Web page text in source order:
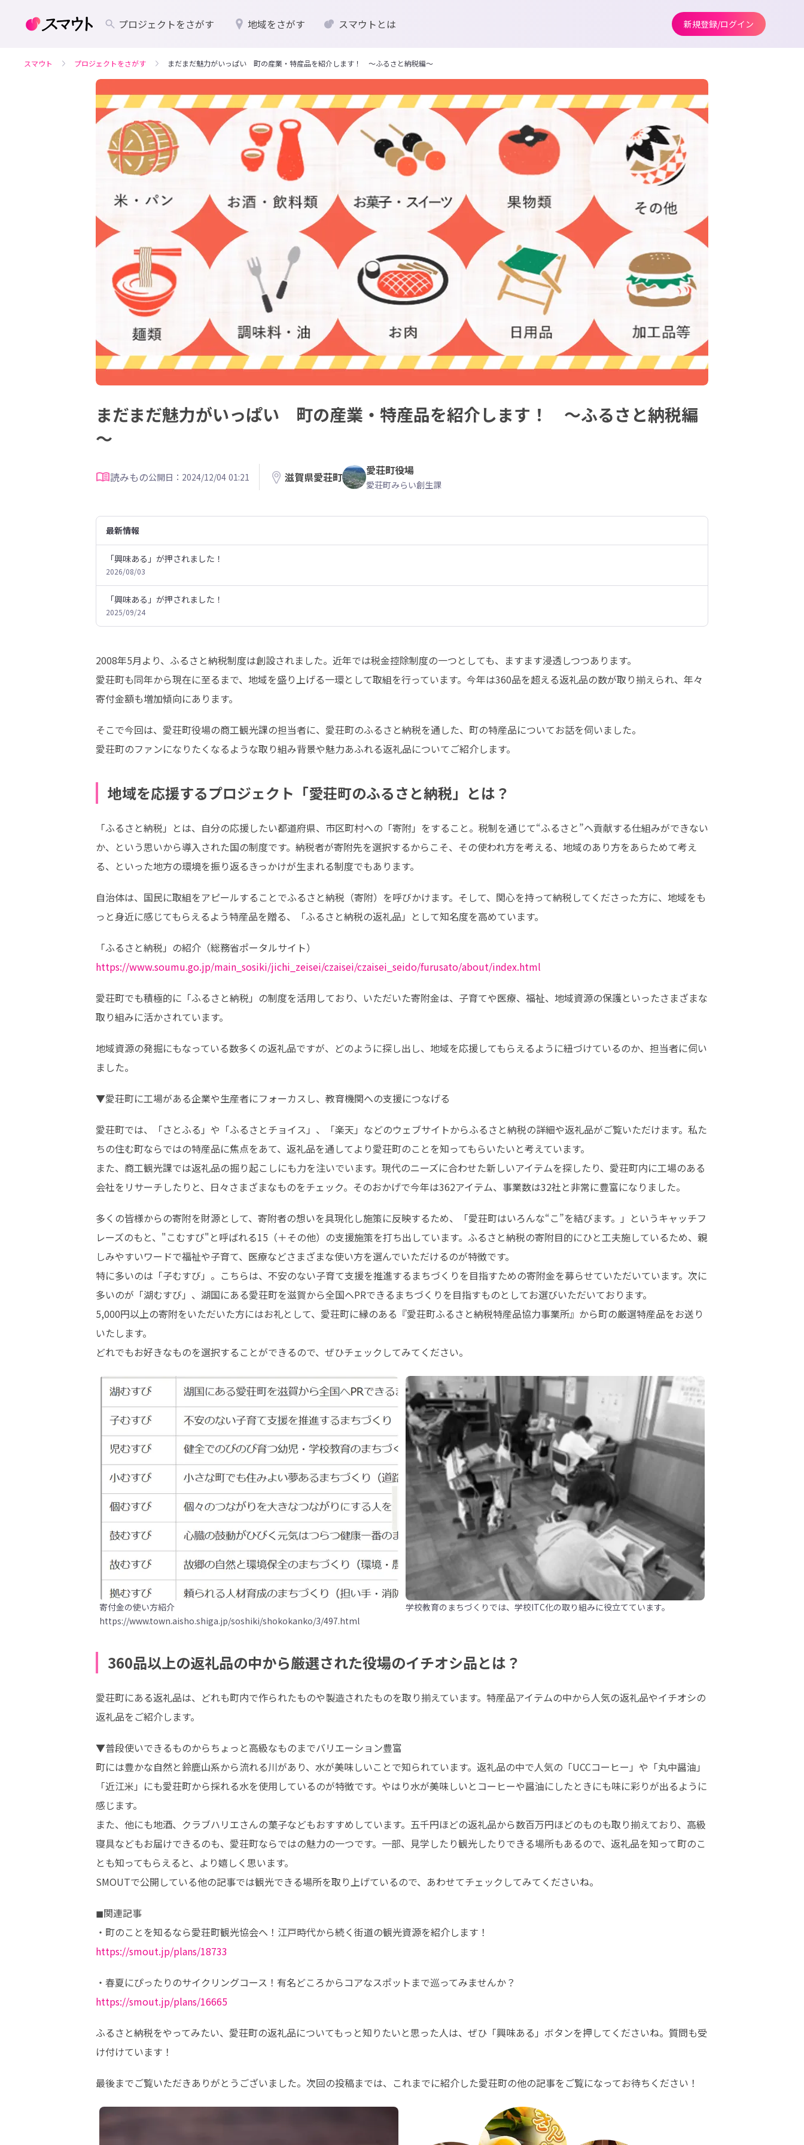
プロジェクトをさがす 地域をさがす スマウトとは 新規登録/ログイン
スマウト プロジェクトをさがす まだまだ魅力がいっぱい 町の産業・特産品を紹介します！ ～ふるさと納税編～
まだまだ魅力がいっぱい 町の産業・特産品を紹介します！ ～ふるさと納税編
～
読みもの公開日：2024/12/04 01:21 滋賀県愛荘町 愛荘町役場
愛荘町みらい創生課
最新情報
「興味ある」が押されました！
2026/08/03
「興味ある」が押されました！
2025/09/24
2008年5月より、ふるさと納税制度は創設されました。近年では税金控除制度の一つとしても、ますます浸透しつつあります。
愛荘町も同年から現在に至るまで、地域を盛り上げる一環として取組を行っています。今年は360品を超える返礼品の数が取り揃えられ、年々
寄付金額も増加傾向にあります。
そこで今回は、愛荘町役場の商工観光課の担当者に、愛荘町のふるさと納税を通した、町の特産品についてお話を伺いました。
愛荘町のファンになりたくなるような取り組み背景や魅力あふれる返礼品についてご紹介します。
地域を応援するプロジェクト「愛荘町のふるさと納税」とは？
「ふるさと納税」とは、自分の応援したい都道府県、市区町村への「寄附」をすること。税制を通じて“ふるさと”へ貢献する仕組みができない
か、という思いから導入された国の制度です。納税者が寄附先を選択するからこそ、その使われ方を考える、地域のあり方をあらためて考え
る、といった地方の環境を振り返るきっかけが生まれる制度でもあります。
自治体は、国民に取組をアピールすることでふるさと納税（寄附）を呼びかけます。そして、関心を持って納税してくださった方に、地域をも
っと身近に感じてもらえるよう特産品を贈る、「ふるさと納税の返礼品」として知名度を高めています。
https://www.soumu.go.jp/main_sosiki/jichi_zeisei/czaisei/czaisei_seido/furusato/about/index.html
愛荘町でも積極的に「ふるさと納税」の制度を活用しており、いただいた寄附金は、子育てや医療、福祉、地域資源の保護といったさまざまな
取り組みに活かされています。
地域資源の発掘にもなっている数多くの返礼品ですが、どのように探し出し、地域を応援してもらえるように紐づけているのか、担当者に伺い
ました。
▼愛荘町に工場がある企業や生産者にフォーカスし、教育機関への支援につなげる
愛荘町では、「さとふる」や「ふるさとチョイス」、「楽天」などのウェブサイトからふるさと納税の詳細や返礼品がご覧いただけます。私た
ちの住む町ならではの特産品に焦点をあて、返礼品を通してより愛荘町のことを知ってもらいたいと考えています。
また、商工観光課では返礼品の掘り起こしにも力を注いでいます。現代のニーズに合わせた新しいアイテムを探したり、愛荘町内に工場のある
会社をリサーチしたりと、日々さまざまなものをチェック。そのおかげで今年は362アイテム、事業数は32社と非常に豊富になりました。
多くの皆様からの寄附を財源として、寄附者の想いを具現化し施策に反映するため、「愛荘町はいろんな“こ”を結びます。」というキャッチフ
レーズのもと、"こむすび"と呼ばれる15（＋その他）の支援施策を打ち出しています。ふるさと納税の寄附目的にひと工夫施しているため、親
しみやすいワードで福祉や子育て、医療などさまざまな使い方を選んでいただけるのが特徴です。
特に多いのは「子むすび」。こちらは、不安のない子育て支援を推進するまちづくりを目指すための寄附金を募らせていただいています。次に
多いのが「湖むすび」、湖国にある愛荘町を滋賀から全国へPRできるまちづくりを目指すものとしてお選びいただいております。
5,000円以上の寄附をいただいた方にはお礼として、愛荘町に縁のある『愛荘町ふるさと納税特産品協力事業所』から町の厳選特産品をお送り
いたします。
どれでもお好きなものを選択することができるので、ぜひチェックしてみてください。
寄付金の使い方紹介
https://www.town.aisho.shiga.jp/soshiki/shokokanko/3/497.html
学校教育のまちづくりでは、学校ITC化の取り組みに役立てています。
360品以上の返礼品の中から厳選された役場のイチオシ品とは？
愛荘町にある返礼品は、どれも町内で作られたものや製造されたものを取り揃えています。特産品アイテムの中から人気の返礼品やイチオシの
返礼品をご紹介します。
▼普段使いできるものからちょっと高級なものまでバリエーション豊富
町には豊かな自然と鈴鹿山系から流れる川があり、水が美味しいことで知られています。返礼品の中で人気の「UCCコーヒー」や「丸中醤油」
「近江米」にも愛荘町から採れる水を使用しているのが特徴です。やはり水が美味しいとコーヒーや醤油にしたときにも味に彩りが出るように
感じます。
また、他にも地酒、クラブハリエさんの菓子などもおすすめしています。五千円ほどの返礼品から数百万円ほどのものも取り揃えており、高級
寝具などもお届けできるのも、愛荘町ならではの魅力の一つです。一部、見学したり観光したりできる場所もあるので、返礼品を知って町のこ
とも知ってもらえると、より嬉しく思います。
SMOUTで公開している他の記事では観光できる場所を取り上げているので、あわせてチェックしてみてくださいね。
◼︎関連記事
https://smout.jp/plans/18733
https://smout.jp/plans/16665
ふるさと納税をやってみたい、愛荘町の返礼品についてもっと知りたいと思った人は、ぜひ「興味ある」ボタンを押してくださいね。質問も受
け付けています！
最後までご覧いただきありがとうございました。次回の投稿までは、これまでに紹介した愛荘町の他の記事をご覧になってお待ちください！